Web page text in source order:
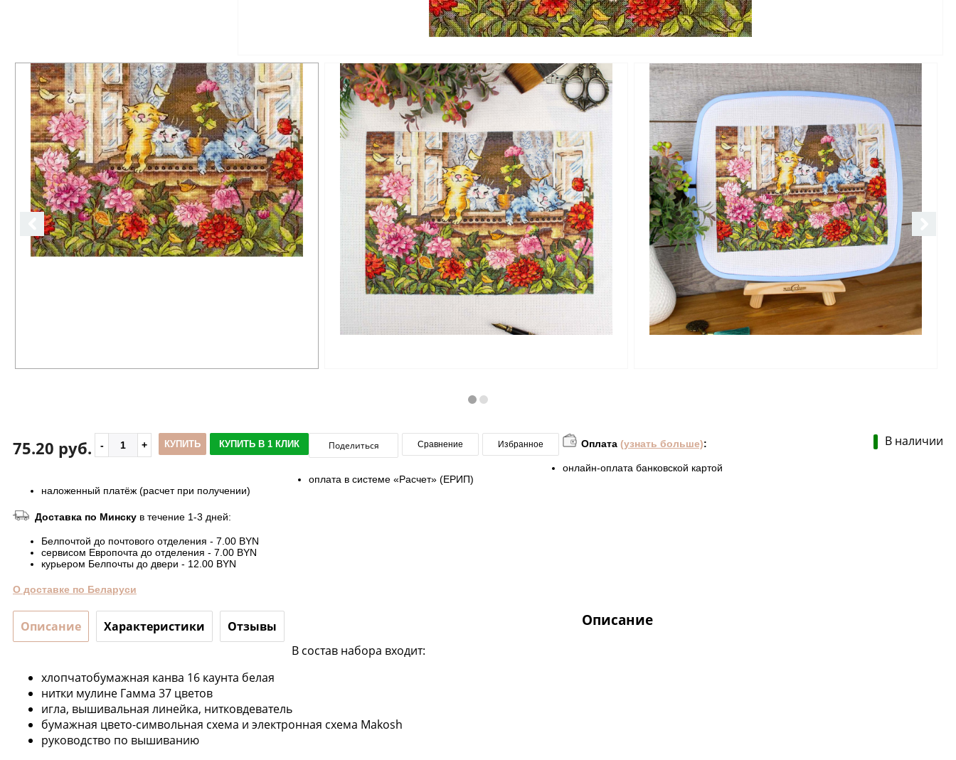
В наличии
75.20 руб. КУПИТЬ КУПИТЬ В 1 КЛИК Поделиться Сравнение Избранное Оплата (узнать больше):
онлайн-оплата банковской картой
оплата в системе «Расчет» (ЕРИП)
наложенный платёж (расчет при получении)
Доставка по Минску в течение 1-3 дней:
Белпочтой до почтового отделения - 7.00 BYN
сервисом Европочта до отделения - 7.00 BYN
курьером Белпочты до двери - 12.00 BYN
О доставке по Беларуси
Описание Характеристики Отзывы Описание
В состав набора входит:
хлопчатобумажная канва 16 каунта белая
нитки мулине Гамма 37 цветов
игла, вышивальная линейка, нитковдеватель
бумажная цвето-символьная схема и электронная схема Makosh
руководство по вышиванию